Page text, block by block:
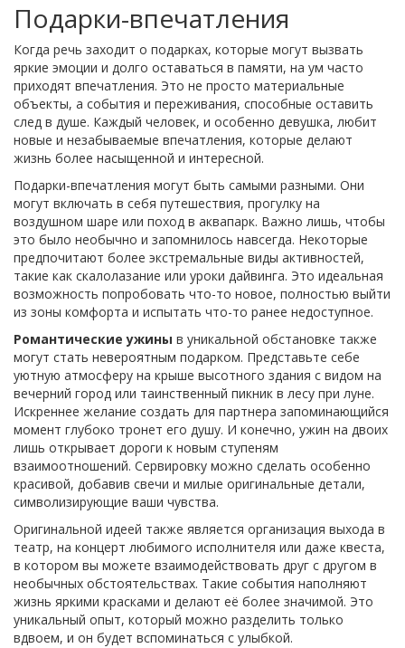
Подарки-впечатления
Когда речь заходит о подарках, которые могут вызвать
яркие эмоции и долго оставаться в памяти, на ум часто
приходят впечатления. Это не просто материальные
объекты, а события и переживания, способные оставить
след в душе. Каждый человек, и особенно девушка, любит
новые и незабываемые впечатления, которые делают
жизнь более насыщенной и интересной.
Подарки-впечатления могут быть самыми разными. Они
могут включать в себя путешествия, прогулку на
воздушном шаре или поход в аквапарк. Важно лишь, чтобы
это было необычно и запомнилось навсегда. Некоторые
предпочитают более экстремальные виды активностей,
такие как скалолазание или уроки дайвинга. Это идеальная
возможность попробовать что-то новое, полностью выйти
из зоны комфорта и испытать что-то ранее недоступное.
Романтические ужины в уникальной обстановке также
могут стать невероятным подарком. Представьте себе
уютную атмосферу на крыше высотного здания с видом на
вечерний город или таинственный пикник в лесу при луне.
Искреннее желание создать для партнера запоминающийся
момент глубоко тронет его душу. И конечно, ужин на двоих
лишь открывает дороги к новым ступеням
взаимоотношений. Сервировку можно сделать особенно
красивой, добавив свечи и милые оригинальные детали,
символизирующие ваши чувства.
Оригинальной идеей также является организация выхода в
театр, на концерт любимого исполнителя или даже квеста,
в котором вы можете взаимодействовать друг с другом в
необычных обстоятельствах. Такие события наполняют
жизнь яркими красками и делают её более значимой. Это
уникальный опыт, который можно разделить только
вдвоем, и он будет вспоминаться с улыбкой.